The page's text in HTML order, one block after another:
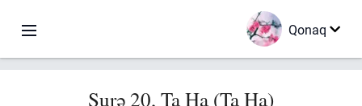
Qonaq
Surə 20, Ta Ha (Ta Ha)